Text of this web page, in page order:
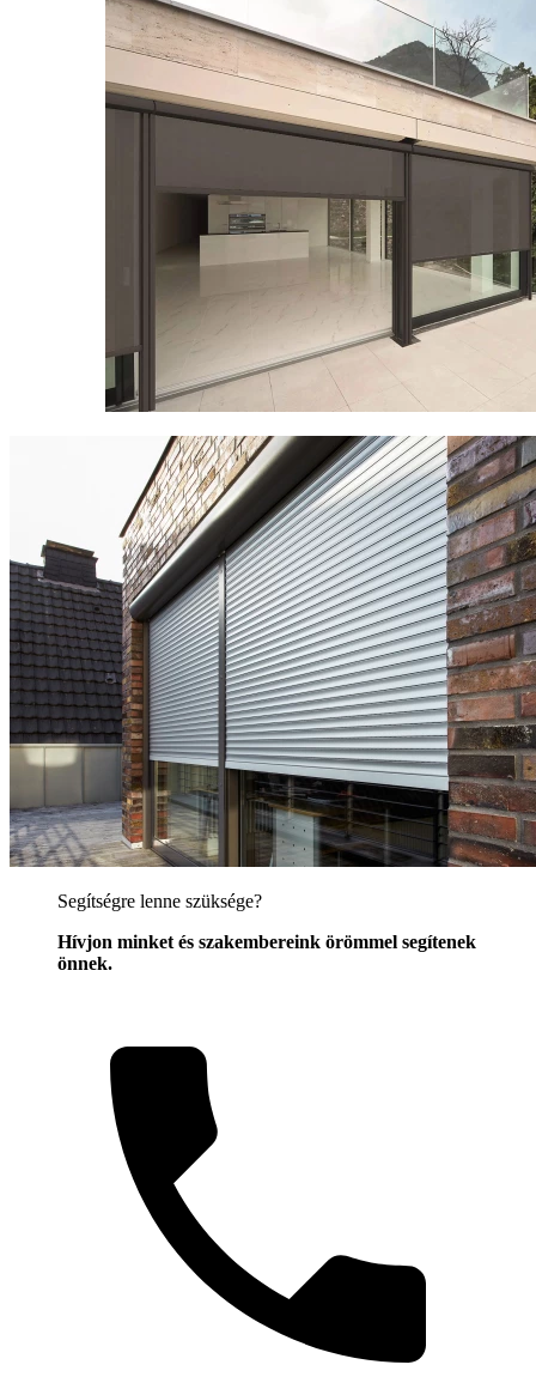
Segítségre lenne szüksége?
Hívjon minket és szakembereink örömmel segítenek
önnek.